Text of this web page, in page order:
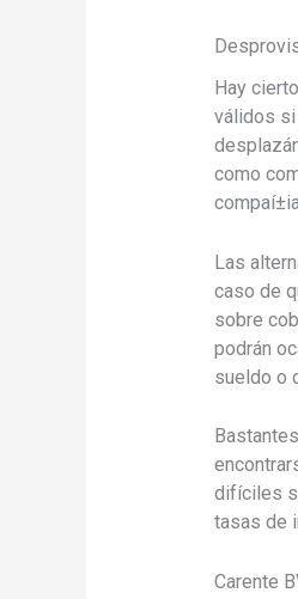
Hay
válidos si
como
Las
caso de
sobre
podrán
sueldo o
difíciles
tasas de
Carente